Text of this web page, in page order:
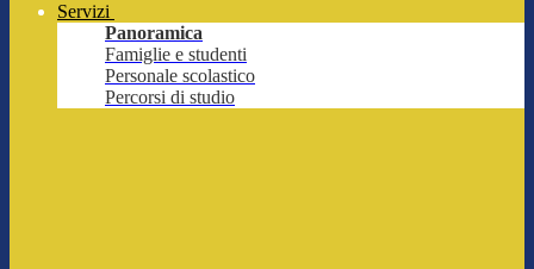
Servizi
Panoramica
Famiglie e studenti
Personale scolastico
Percorsi di studio